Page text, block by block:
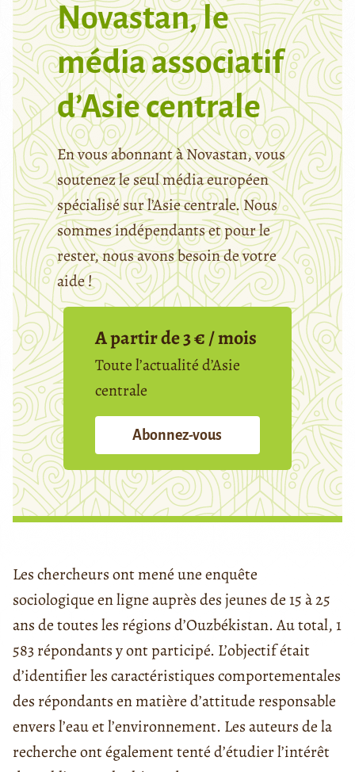
Novastan, le
média associatif
d’Asie centrale
En vous abonnant à Novastan, vous
soutenez le seul média européen
spécialisé sur l’Asie centrale. Nous
sommes indépendants et pour le
rester, nous avons besoin de votre
aide !
A partir de 3 € / mois
Toute l’actualité d’Asie
centrale
Abonnez-vous
Les chercheurs ont mené une enquête
sociologique en ligne auprès des jeunes de 15 à 25
ans de toutes les régions d’Ouzbékistan. Au total, 1
583 répondants y ont participé. L’objectif était
d’identifier les caractéristiques comportementales
des répondants en matière d’attitude responsable
envers l’eau et l’environnement. Les auteurs de la
recherche ont également tenté d’étudier l’intérêt